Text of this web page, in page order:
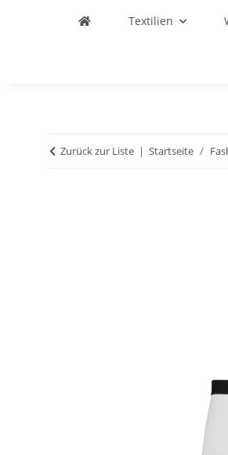
Textilien
Zurück zur Liste Startseite